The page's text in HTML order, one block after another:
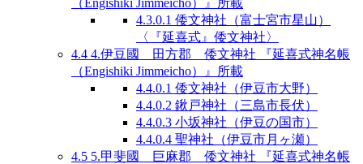
4.3.0.1 倭文神社（富士宮市星山）
〈『延喜式』倭文神社〉
4.4 4.伊豆國 田方郡 倭文神社 『延喜式神名帳
（Engishiki Jimmeicho）』所載
4.4.0.1 倭文神社（伊豆市大野）
4.4.0.2 鍬戸神社（三島市長伏）
4.4.0.3 小坂神社（伊豆の国市）
4.4.0.4 聖神社（伊豆市月ヶ瀬）
4.5 5.甲斐國 巨麻郡 倭文神社 『延喜式神名帳